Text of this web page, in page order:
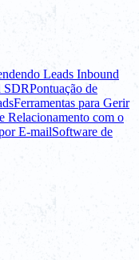
Leads Inbound
SDRPontuação de
Ferramentas para Gerir
Relacionamento com o
E-mailSoftware de